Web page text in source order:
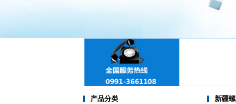
新疆
恒
新疆
产品分类 新疆